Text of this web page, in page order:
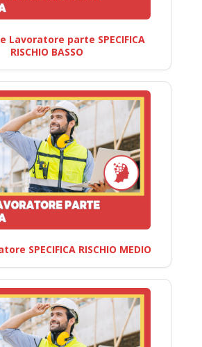
Lavoratore parte SPECIFICA
RISCHIO BASSO
SPECIFICA RISCHIO MEDIO